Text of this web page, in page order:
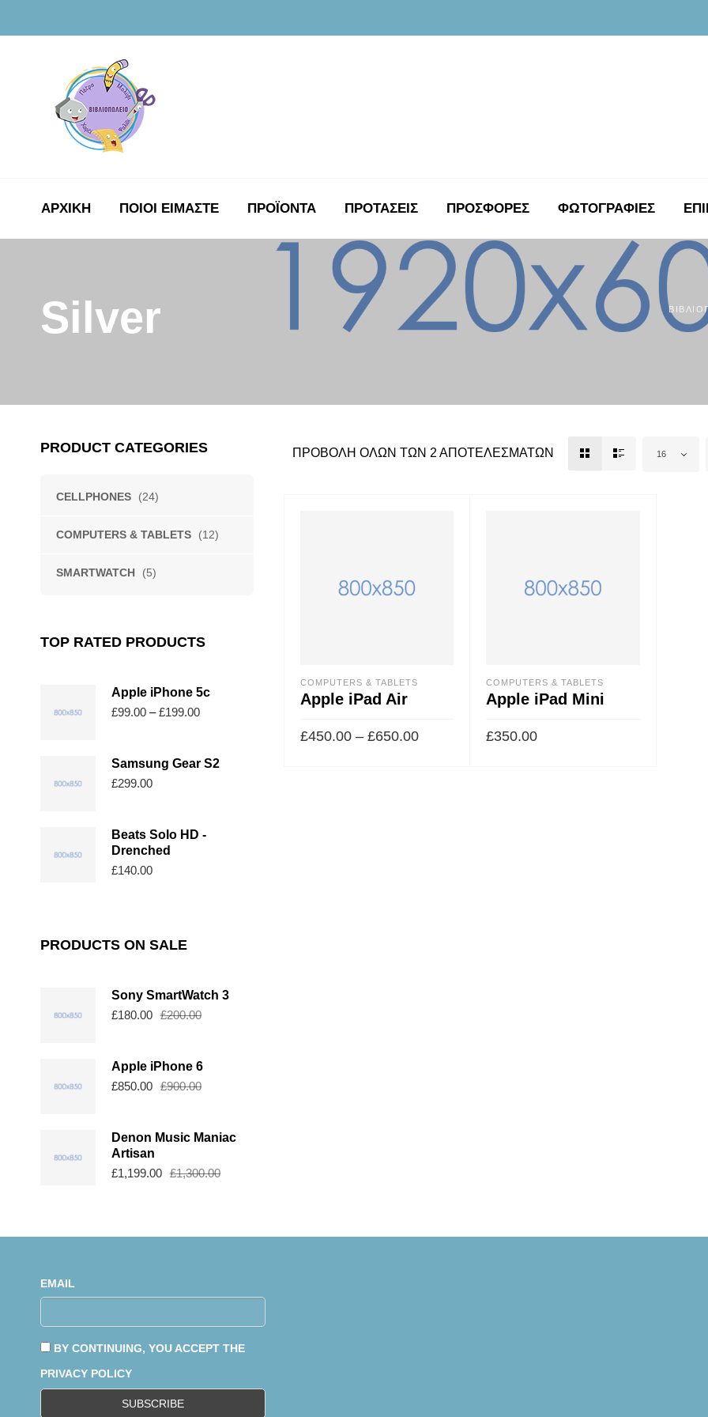
ΑΡΧΙΚΉ ΠΟΙΟΙ ΕΙΜΑΣΤΕ ΠΡΟΪΟΝΤΑ ΠΡΟΤΑΣΕΙΣ ΠΡΟΣΦΟΡΕΣ ΦΩΤΟΓΡΑΦΊΕΣ
Silver
PRODUCT CATEGORIES
CELLPHONES (24)
COMPUTERS & TABLETS (12)
SMARTWATCH (5)
TOP RATED PRODUCTS
Apple iPhone 5c
£99.00–£199.00
Samsung Gear S2
£299.00
Beats Solo HD -
Drenched
£140.00
PRODUCTS ON SALE
Sony SmartWatch 3
£200.00
£180.00
Apple iPhone 6
£900.00
£850.00
Denon Music Maniac
Artisan
£1,300.00
£1,199.00
ΠΡΟΒΟΛΉ ΌΛΩΝ ΤΩΝ 2 ΑΠΟΤΕΛΕΣΜΆΤΩΝ 16
COMPUTERS & TABLETS
Apple iPad Air
£450.00– £650.00
COMPUTERS & TABLETS
Apple iPad Mini
£350.00
EMAIL
BY CONTINUING, YOU ACCEPT THE
PRIVACY POLICY